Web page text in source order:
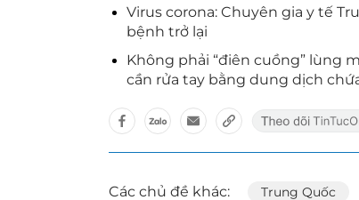
Virus corona: Chuyên gia y tế
bệnh trở lại
Không phải “điên cuồng” lùng
cần rửa tay bằng dung dịch
Các chủ đề khác: Trung Quốc